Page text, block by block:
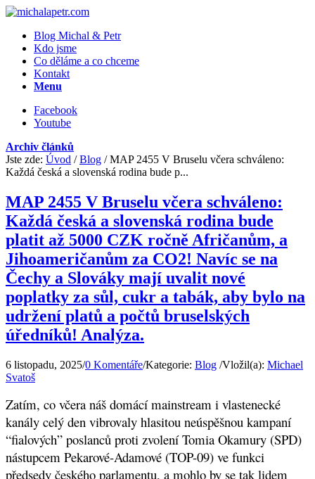
Blog Michal & Petr
Kdo jsme
Co děláme a co chceme
Kontakt
Menu
Facebook
Youtube
Archiv článků
Jste zde: Úvod / Blog / MAP 2455 V Bruselu včera schváleno:
Každá česká a slovenská rodina bude p...
MAP 2455 V Bruselu včera schváleno:
Každá česká a slovenská rodina bude
platit až 5000 CZK ročně Afričanům, a
Jihoameričanům za CO2! Navíc se na
Čechy a Slováky mají uvalit nové
poplatky za sůl, cukr a tabák, aby bylo na
udržení platů a počtů bruselských
úředníků! Analýza.
6 listopadu, 2025/0 Komentáře/Kategorie: Blog /Vložil(a): Michael
Svatoš
Zatím, co včera náš domácí mainstream i vlastenecké
kanály celý den vibrovaly hlasitou neúspěšnou kampaní
“fialových” poslanců proti zvolení Tomia Okamury (SPD)
nástupcem Pekarové-Adamové (TOP-09) ve funkci
předsedy českého parlamentu, a mohlo by se tak lidem